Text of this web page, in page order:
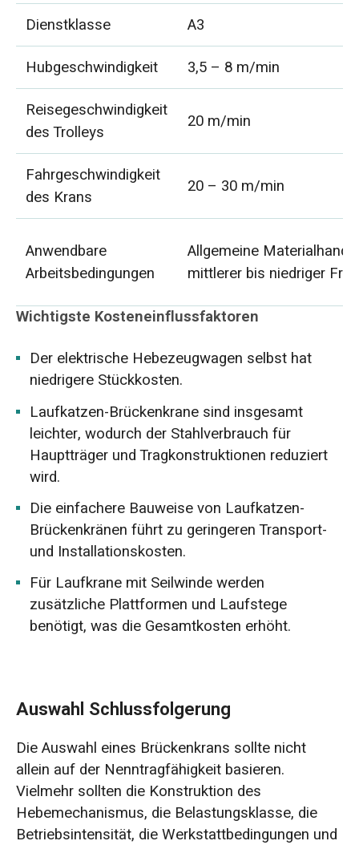
Dienstklasse
A3
Hubgeschwindigkeit
3,5 – 8 m/min
Reisegeschwindigkeit
des Trolleys
20 m/min
Fahrgeschwindigkeit
des Krans
20 – 30 m/min
Anwendbare
Arbeitsbedingungen
Allgemeine
mittlerer bis niedriger
Wichtigste Kosteneinflussfaktoren
Der elektrische Hebezeugwagen selbst hat
niedrigere Stückkosten.
Laufkatzen-Brückenkrane sind insgesamt
leichter, wodurch der Stahlverbrauch für
Hauptträger und Tragkonstruktionen reduziert
wird.
Die einfachere Bauweise von Laufkatzen-
Brückenkränen führt zu geringeren Transport-
und Installationskosten.
Für Laufkrane mit Seilwinde werden
zusätzliche Plattformen und Laufstege
benötigt, was die Gesamtkosten erhöht.
Auswahl Schlussfolgerung
Die Auswahl eines Brückenkrans sollte nicht
allein auf der Nenntragfähigkeit basieren.
Vielmehr sollten die Konstruktion des
Hebemechanismus, die Belastungsklasse, die
Betriebsintensität, die Werkstattbedingungen und